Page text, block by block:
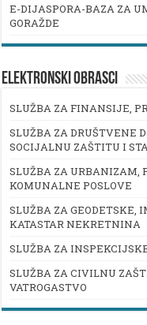
E-DIJASPORA-BAZA ZA
GORAŽDE
ELEKTRONSKI OBRASCI
SLUŽBA ZA FINANSIJE,
SLUŽBA ZA DRUŠTVENE
SOCIJALNU ZAŠTITU I
SLUŽBA ZA URBANIZAM,
KOMUNALNE POSLOVE
SLUŽBA ZA GEODETSKE,
KATASTAR NEKRETNINA
SLUŽBA ZA
SLUŽBA ZA CIVILNU
VATROGASTVO